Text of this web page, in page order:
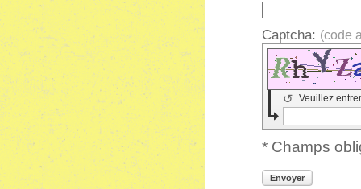
Captcha: (code
Veuillez
↺
* Champs
Envoyer